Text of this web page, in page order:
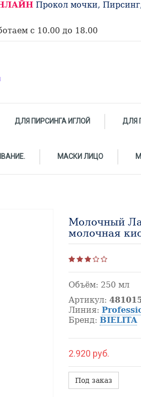
Прокол мочки,
с 10.00 до 18.00
ДЛЯ ПИРСИНГА ИГЛОЙ ДЛЯ
МАСКИ ЛИЦО
Молочный
молочная
Объём: 250 мл
Артикул:
Линия:
Бренд: BIELITA
2.920 руб.
Под заказ